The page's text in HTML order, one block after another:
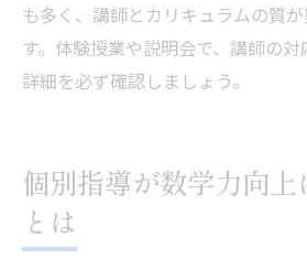
も多く、講師とカリキュラムの質
す。体験授業や説明会で、講師の
詳細を必ず確認しましょう。
個別指導が数学力向
とは